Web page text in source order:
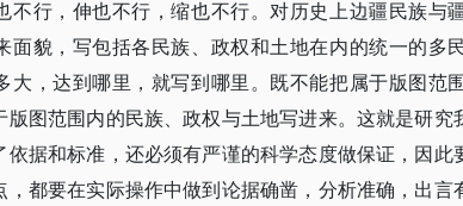
不行，伸也不行，缩也不行。对历史上边疆民族与
面貌，写包括各民族、政权和土地在内的统一的多
大，达到哪里，就写到哪里。既不能把属于版图范
版图范围内的民族、政权与土地写进来。这就是研
依据和标准，还必须有严谨的科学态度做保证，因此
都要在实际操作中做到论据确凿，分析准确，出言